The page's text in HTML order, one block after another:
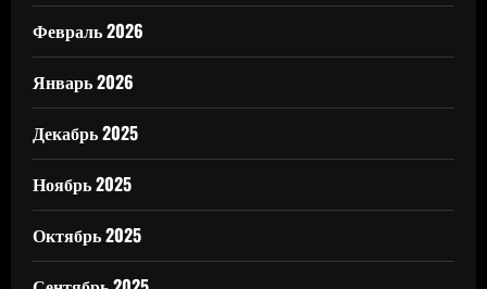
Февраль 2026
Январь 2026
Декабрь 2025
Ноябрь 2025
Октябрь 2025